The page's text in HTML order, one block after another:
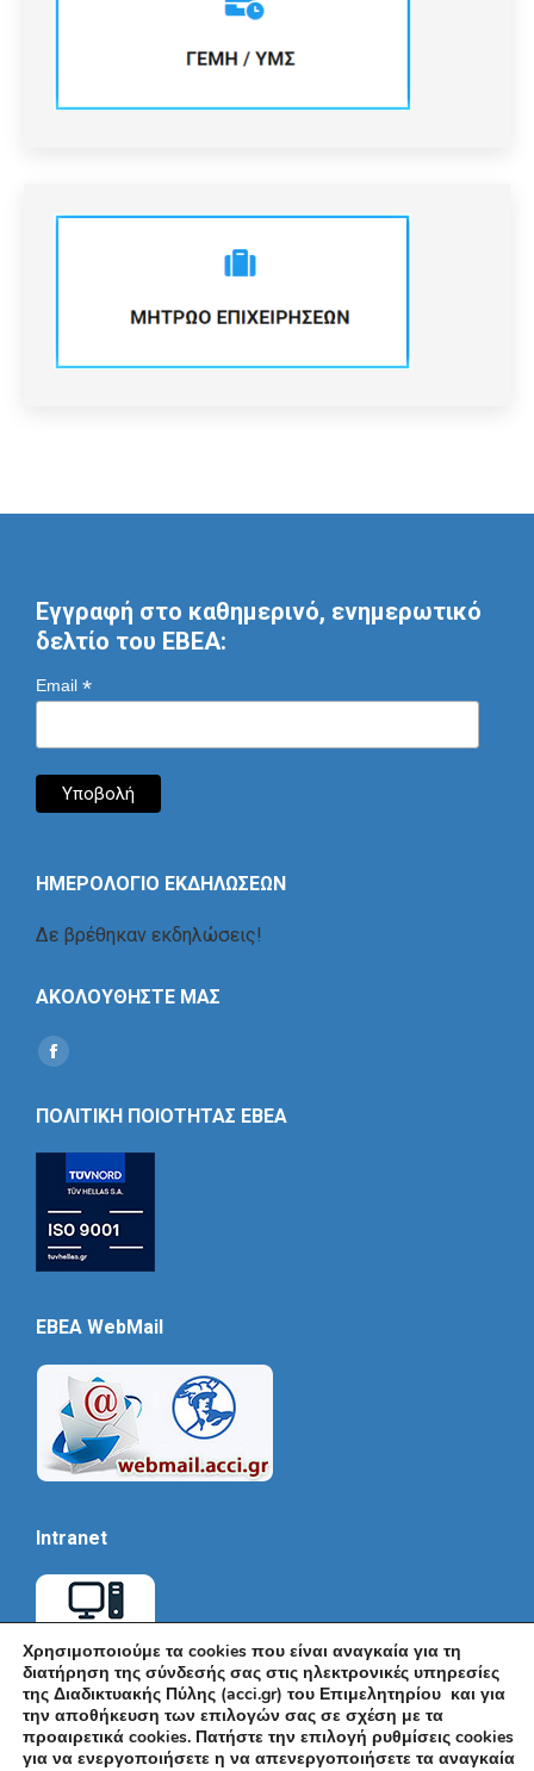
Εγγραφή στο καθημερινό, ενημερωτικό
δελτίο του ΕΒΕΑ:
Email *
ΗΜΕΡΟΛΟΓΙΟ ΕΚΔΗΛΩΣΕΩΝ
Δε βρέθηκαν εκδηλώσεις!
ΑΚΟΛΟΥΘΗΣΤΕ ΜΑΣ
Find us on:
Social
ΠΟΛΙΤΙΚΗ ΠΟΙΟΤΗΤΑΣ ΕΒΕΑ
EBEA WebMail
Intranet
Χρησιμοποιούμε τα cookies που είναι αναγκαία για τη
διατήρηση της σύνδεσής σας στις ηλεκτρονικές υπηρεσίες
της Διαδικτυακής Πύλης (acci.gr) του Επιμελητηρίου και για
την αποθήκευση των επιλογών σας σε σχέση με τα
προαιρετικά cookies. Πατήστε την επιλογή ρυθμίσεις cookies
για να ενεργοποιήσετε η να απενεργοποιήσετε τα αναγκαία